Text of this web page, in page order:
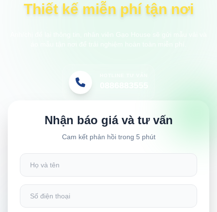
Thiết kế miễn phí tận nơi
Nhận báo giá và tư vấn
Cam kết phản hồi trong 5 phút